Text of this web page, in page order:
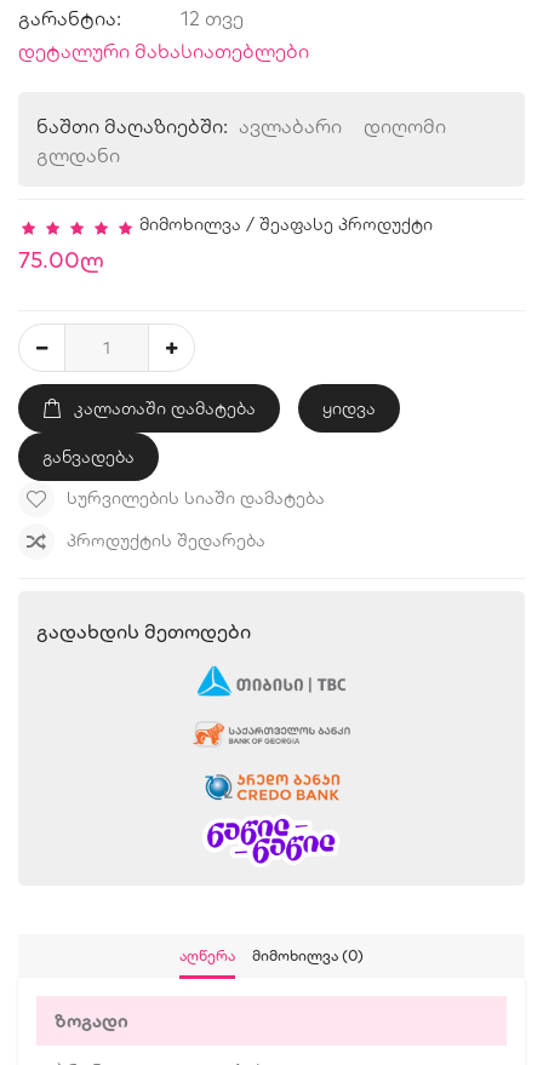
გარანტია:
12 თვე
დეტალური მახასიათებლები
ნაშთი მაღაზიებში: ავლაბარი
დიღომი
გლდანი
მიმოხილვა / შეაფასე პროდუქტი
75.00ლ
ᲙᲐᲚᲐᲗᲐᲨᲘ ᲓᲐᲛᲐᲢᲔᲑᲐ ყიდვა
განვადება
ᲡᲣᲠᲕᲘᲚᲔᲑᲘᲡ ᲡᲘᲐᲨᲘ ᲓᲐᲛᲐᲢᲔᲑᲐ
ᲞᲠᲝᲓᲣᲥᲢᲘᲡ ᲨᲔᲓᲐᲠᲔᲑᲐ
Გადახდის Მეთოდები
Აღწერა Მიმოხილვა (0)
ზოგადი